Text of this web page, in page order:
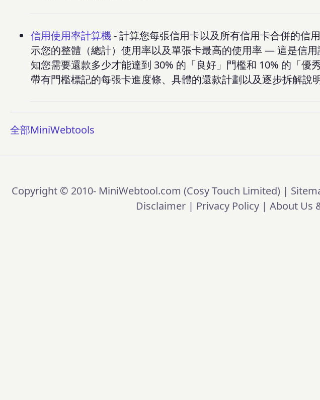
信用使用率計算機 - 計算您每張信用卡以及所有信用卡合併的信
示您的整體（總計）使用率以及單張卡最高的使用率 — 這是信
知您需要還款多少才能達到 30% 的「良好」門檻和 10% 的「優
帶有門檻標記的每張卡進度條、具體的還款計劃以及逐步拆解說
全部MiniWebtools
Copyright © 2010-MiniWebtool.com (Cosy Touch Limited) |
Disclaimer | Privacy Policy | About Us